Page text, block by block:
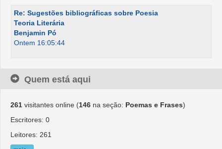
Re: Sugestões bibliográficas sobre Poesia
Teoria Literária
Benjamin Pó
Ontem 16:05:44
Quem está aqui
261 visitantes online (146 na seção: Poemas e Frases)
Escritores: 0
Leitores: 261